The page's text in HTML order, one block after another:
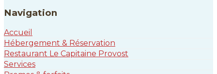
Navigation
Accueil
Hébergement & Réservation
Restaurant Le Capitaine Provost
Services